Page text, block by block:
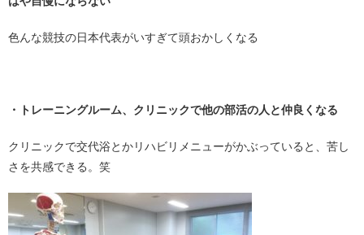
色んな競技の日本代表がいすぎて頭おかしくなる
・トレーニングルーム、クリニックで他の部活の人と仲良くなる
クリニックで交代浴とかリハビリメニューがかぶっていると、苦し
さを共感できる。笑